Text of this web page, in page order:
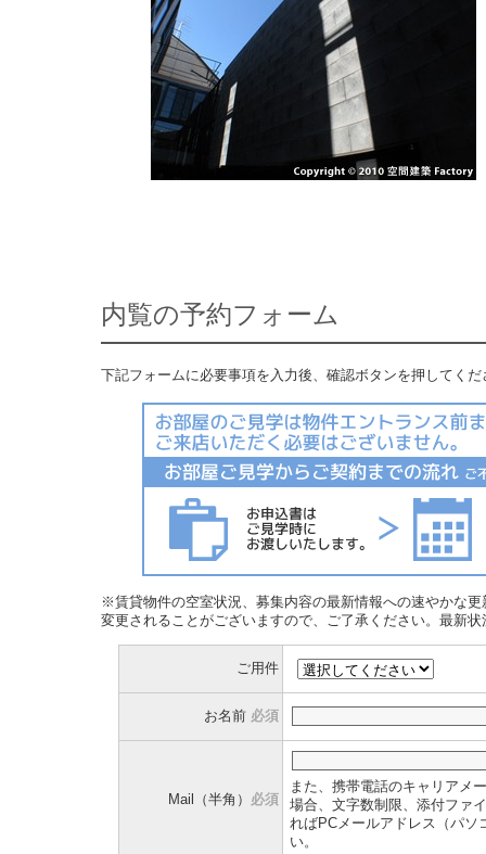
内覧の予約フォーム
下記フォームに必要事項を入力後、確認ボタンを押してく
※賃貸物件の空室状況、募集内容の最新情報への速やかな
変更されることがございますので、ご了承ください。最新
ご用件
お名前 必須
Mail（半角） 必須
また、携帯電話のキャリアメ
場合、文字数制限、添付ファ
ればPCメールアドレス（パソ
い。